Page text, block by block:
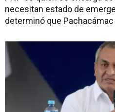
necesitan estado de
determinó que